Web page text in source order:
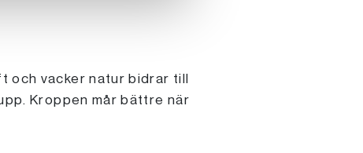
och vacker natur bidrar till
Kroppen mår bättre när